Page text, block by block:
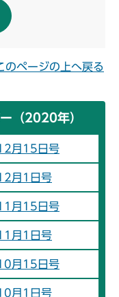
のページの上へ戻る
（2020年）
月15日号
月1日号
月15日号
月1日号
月15日号
月1日号